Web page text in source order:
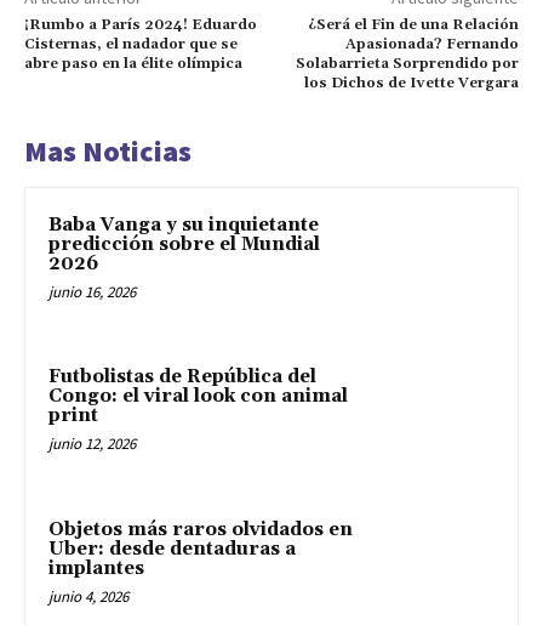
¡Rumbo a París 2024! Eduardo
Cisternas, el nadador que se
abre paso en la élite olímpica
¿Será el Fin de una Relación
Apasionada? Fernando
Solabarrieta Sorprendido por
los Dichos de Ivette Vergara
Mas Noticias
Baba Vanga y su inquietante
predicción sobre el Mundial
2026
junio 16, 2026
Futbolistas de República del
Congo: el viral look con animal
print
junio 12, 2026
Objetos más raros olvidados en
Uber: desde dentaduras a
implantes
junio 4, 2026